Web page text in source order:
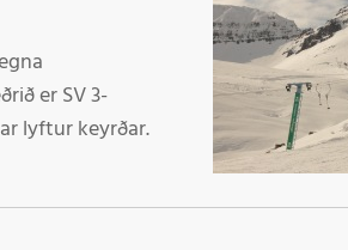
er SV 3-
lyftur keyrðar.